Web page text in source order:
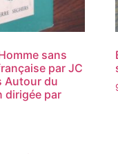
sans
par JC
Autour du
dirigée par